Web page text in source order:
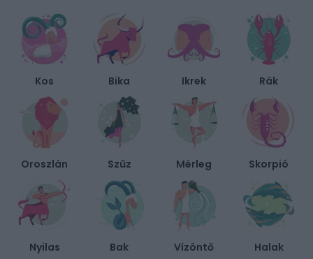
Kos Bika Ikrek Rák
Oroszlán Szűz Mérleg Skorpió
Nyilas Bak Vízöntő Halak